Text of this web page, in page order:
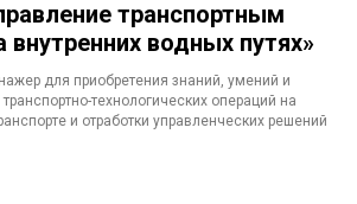
транспортным
внутренних водных путях»
для приобретения знаний, умений и
технологических операций на
и отработки управленческих решений